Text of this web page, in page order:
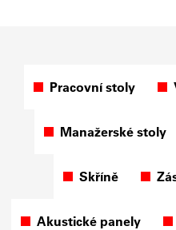
Pracovní stoly
Manažerské stoly
Skříně
Akustické panely